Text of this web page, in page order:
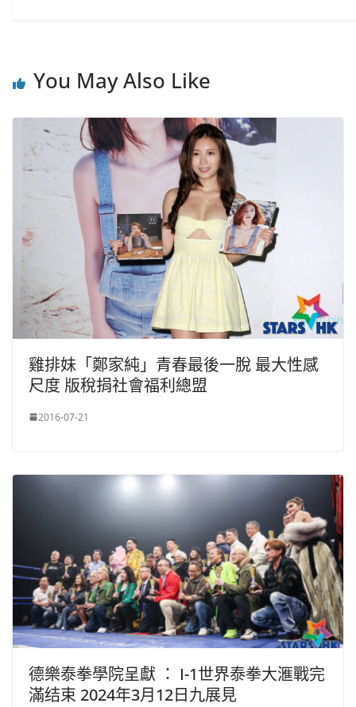
You May Also Like
雞排妹「鄭家純」青春最後一脫 最大性感
尺度 版稅捐社會福利總盟
2016-07-21
德樂泰拳學院呈獻 ： I-1世界泰拳大滙戰完
滿结束 2024年3月12日九展見